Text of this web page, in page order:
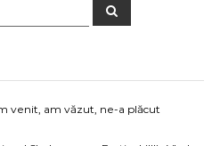
Search
venit, am văzut, ne-a plăcut